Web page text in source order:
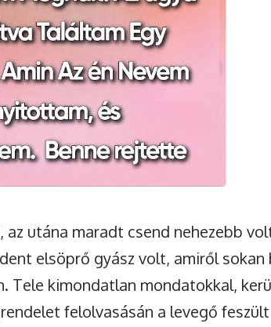
az utána maradt csend nehezebb
elsöprő gyász volt, amiről sokan
Tele kimondatlan mondatokkal,
felolvasásán a levegő